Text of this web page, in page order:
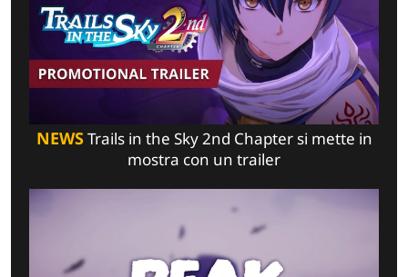
NEWSTrails in the Sky 2nd Chapter si mette in
mostra con un trailer